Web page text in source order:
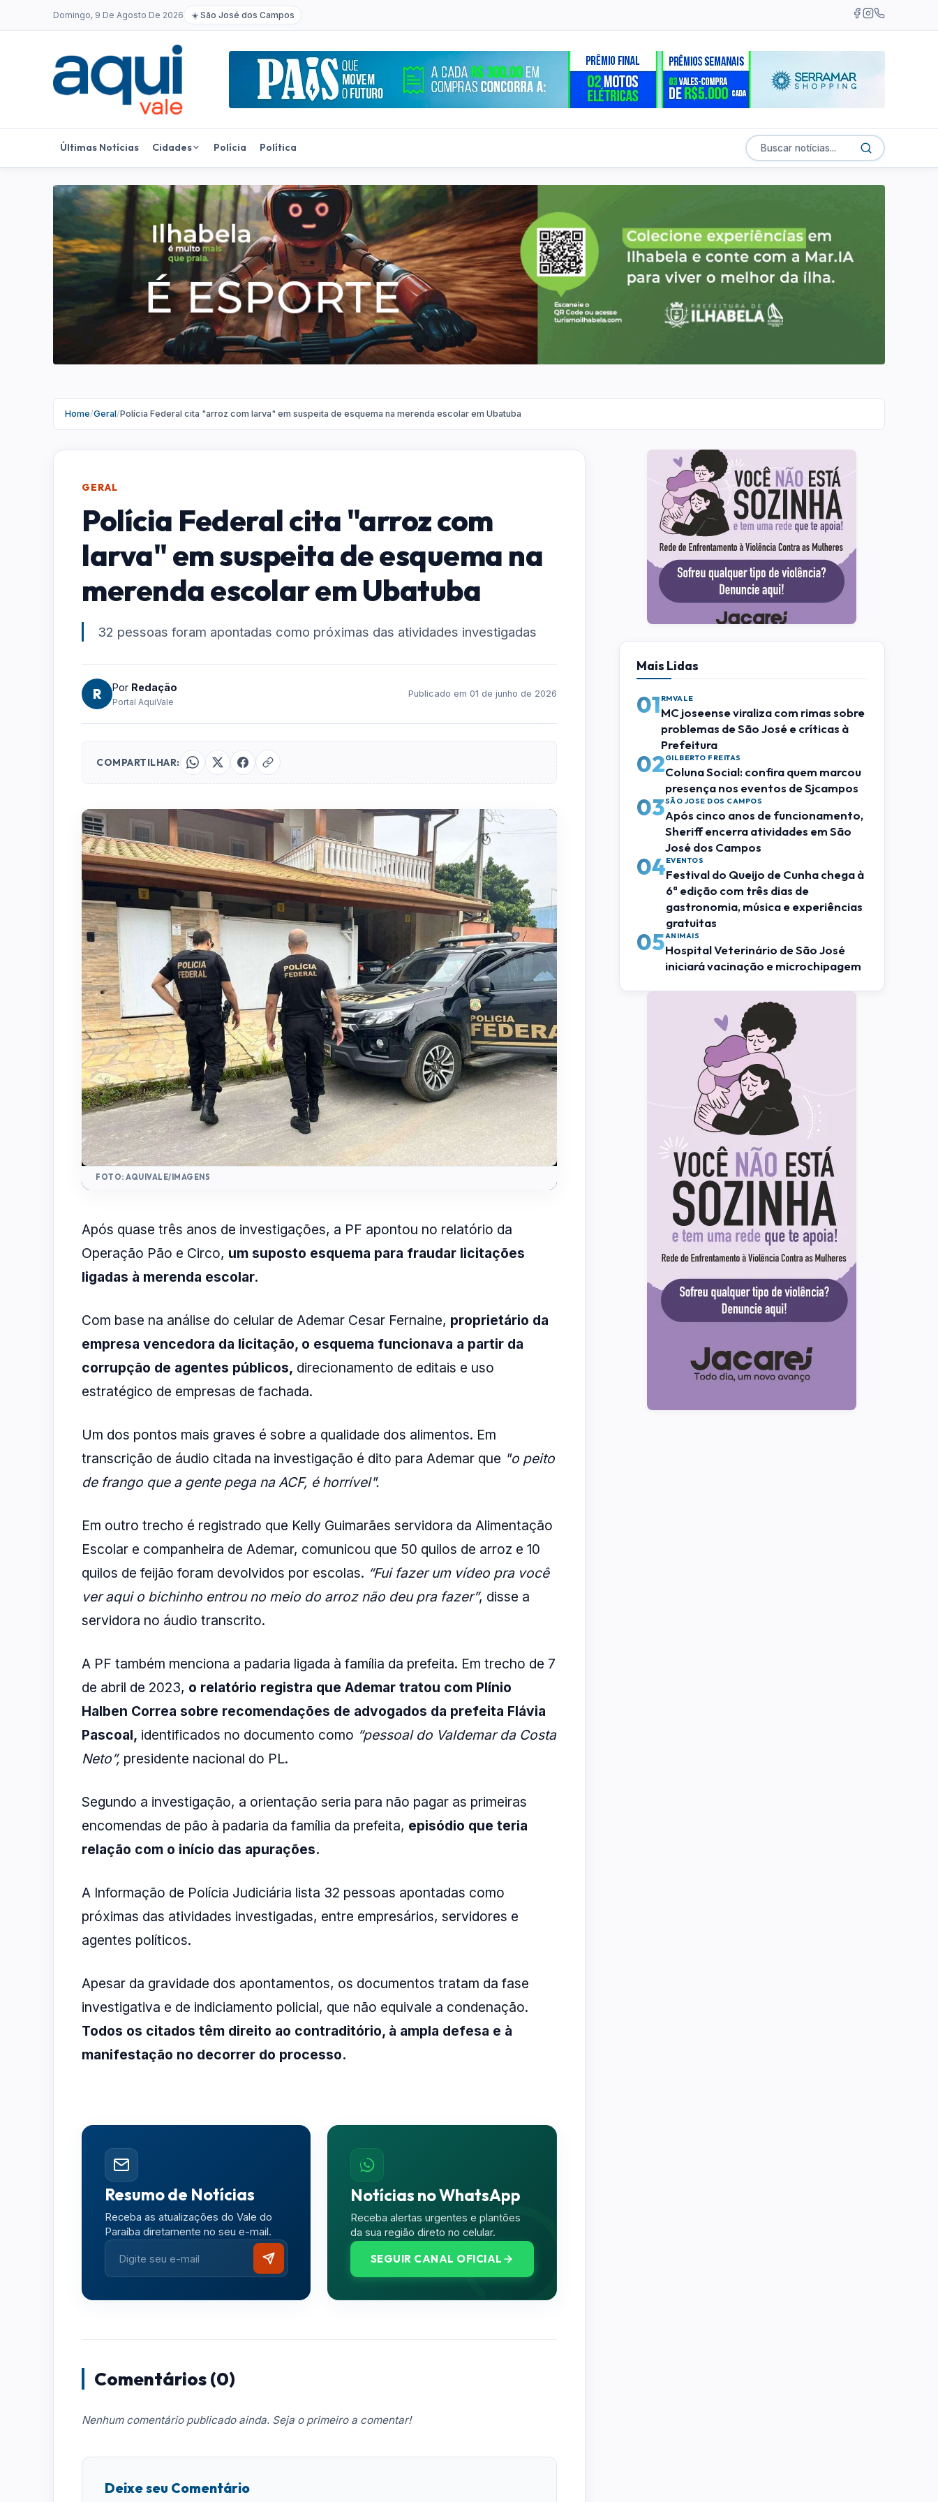
Domingo, 9 De Agosto De 2026 ☀️ São José dos Campos
Últimas Notícias Cidades Polícia Política
Home/Geral/Polícia Federal cita "arroz com larva" em suspeita de esquema na merenda escolar em Ubatuba
GERAL
Polícia Federal cita "arroz com
larva" em suspeita de esquema na
merenda escolar em Ubatuba
32 pessoas foram apontadas como próximas das atividades investigadas
R Por Redação
Portal AquiVale
Publicado em 01 de junho de 2026
COMPARTILHAR:
FOTO: AQUIVALE/IMAGENS
Após quase três anos de investigações, a PF apontou no relatório da
Operação Pão e Circo, um suposto esquema para fraudar licitações
ligadas à merenda escolar.
Com base na análise do celular de Ademar Cesar Fernaine, proprietário da
empresa vencedora da licitação, o esquema funcionava a partir da
corrupção de agentes públicos, direcionamento de editais e uso
estratégico de empresas de fachada.
Um dos pontos mais graves é sobre a qualidade dos alimentos. Em
transcrição de áudio citada na investigação é dito para Ademar que "o peito
de frango que a gente pega na ACF, é horrível".
Em outro trecho é registrado que Kelly Guimarães servidora da Alimentação
Escolar e companheira de Ademar, comunicou que 50 quilos de arroz e 10
quilos de feijão foram devolvidos por escolas. “Fui fazer um vídeo pra você
ver aqui o bichinho entrou no meio do arroz não deu pra fazer”, disse a
servidora no áudio transcrito.
A PF também menciona a padaria ligada à família da prefeita. Em trecho de 7
de abril de 2023, o relatório registra que Ademar tratou com Plínio
Halben Correa sobre recomendações de advogados da prefeita Flávia
Pascoal, identificados no documento como “pessoal do Valdemar da Costa
Neto”, presidente nacional do PL.
Segundo a investigação, a orientação seria para não pagar as primeiras
encomendas de pão à padaria da família da prefeita, episódio que teria
relação com o início das apurações.
A Informação de Polícia Judiciária lista 32 pessoas apontadas como
próximas das atividades investigadas, entre empresários, servidores e
agentes políticos.
Apesar da gravidade dos apontamentos, os documentos tratam da fase
investigativa e de indiciamento policial, que não equivale a condenação.
Todos os citados têm direito ao contraditório, à ampla defesa e à
manifestação no decorrer do processo.
Resumo de Notícias
Receba as atualizações do Vale do
Paraíba diretamente no seu e-mail.
Notícias no WhatsApp
Receba alertas urgentes e plantões
da sua região direto no celular.
SEGUIR CANAL OFICIAL
Comentários (0)
Nenhum comentário publicado ainda. Seja o primeiro a comentar!
Deixe seu Comentário
Mais Lidas
01 RMVALE
MC joseense viraliza com rimas sobre
problemas de São José e críticas à
Prefeitura
02GILBERTO FREITAS
Coluna Social: confira quem marcou
presença nos eventos de Sjcampos
03SÃO JOSE DOS CAMPOS
Após cinco anos de funcionamento,
Sheriff encerra atividades em São
José dos Campos
04EVENTOS
Festival do Queijo de Cunha chega à
6ª edição com três dias de
gastronomia, música e experiências
gratuitas
05ANIMAIS
Hospital Veterinário de São José
iniciará vacinação e microchipagem